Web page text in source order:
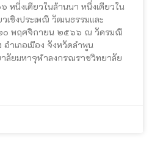
หนึ่งเดียวในล้านนา หนึ่งเดียวใน
เชิงประเพณี วัฒนธรรมและ
พฤศจิกายน ๒๕๖๖ ณ วัดรมณี
ำเภอเมือง จังหวัดลำพูน
ลัยมหาจุฬาลงกรณราชวิทยาลัย